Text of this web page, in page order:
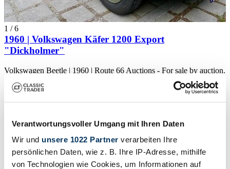
Verantwortungsvoller Umgang mit Ihren Daten
Wir und unsere 1022 Partner verarbeiten Ihre
persönlichen Daten, wie z. B. Ihre IP-Adresse, mithilfe
von Technologien wie Cookies, um Informationen auf
1 /6
1960 | Volkswagen Käfer 1200 Export
"Dickholmer"
Volkswagen Beetle | 1960 | Route 66 Auctions - For sale by auction.